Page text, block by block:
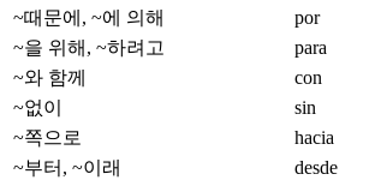
~때문에, ~에 의해
por
~을 위해, ~하려고
para
~와 함께
con
~없이
sin
~쪽으로
hacia
~부터, ~이래
desde